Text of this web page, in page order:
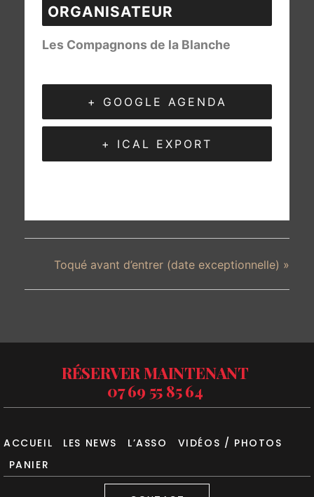
ORGANISATEUR
Les Compagnons de la Blanche
+ GOOGLE AGENDA
+ ICAL EXPORT
Toqué avant d’entrer (date exceptionnelle) »
RÉSERVER MAINTENANT
07 69 55 85 64
ACCUEIL LES NEWS L’ASSO
VIDÉOS / PHOTOS
PANIER